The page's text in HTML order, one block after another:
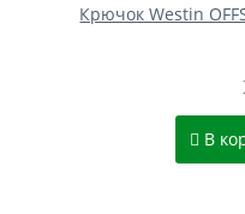
Крючок Westin
В